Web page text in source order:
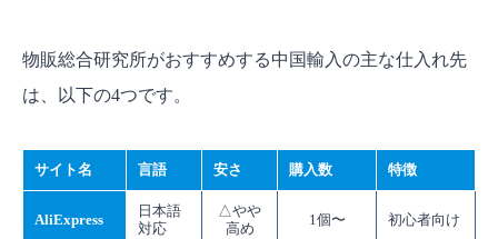
物販総合研究所がおすすめする中国輸入の主な仕入れ先
は、以下の4つです。
サイト名 言語 安さ 購入数 特徴
AliExpress
日本語
対応
△やや
高め
1個〜 初心者向け